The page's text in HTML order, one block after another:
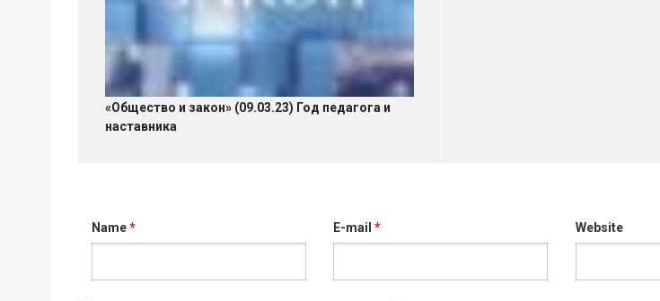
«Общество и закон» (09.03.23) Год педагога и
наставника
Name* E-mail* Website